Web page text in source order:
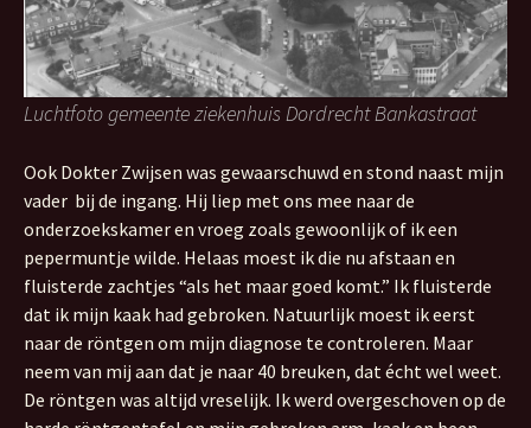
Luchtfoto gemeente ziekenhuis Dordrecht Bankastraat
Ook Dokter Zwijsen was gewaarschuwd en stond naast mijn
vader bij de ingang. Hij liep met ons mee naar de
onderzoekskamer en vroeg zoals gewoonlijk of ik een
pepermuntje wilde. Helaas moest ik die nu afstaan en
fluisterde zachtjes “als het maar goed komt.” Ik fluisterde
dat ik mijn kaak had gebroken. Natuurlijk moest ik eerst
naar de röntgen om mijn diagnose te controleren. Maar
neem van mij aan dat je naar 40 breuken, dat écht wel weet.
De röntgen was altijd vreselijk. Ik werd overgeschoven op de